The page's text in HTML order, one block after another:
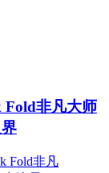
Fold非凡大师